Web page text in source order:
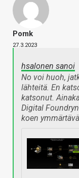
Pomk
27.3.2023
hsalonen sanoi
No voi huoh,
lähteitä. En
katsonut.
Digital
koen